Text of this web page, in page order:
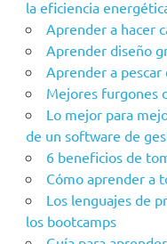
la eficiencia
Aprender a hacer
Aprender diseño
Aprender a pescar
Mejores furgones
Lo mejor para
de un software de
6 beneficios de
Cómo aprender a
Los lenguajes de
los bootcamps